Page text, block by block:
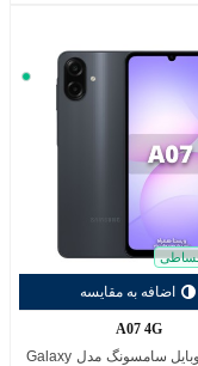
اضافه به مقایسه
سبز
A07 4G
گوشی موبایل سامسونگ مدل Galaxy